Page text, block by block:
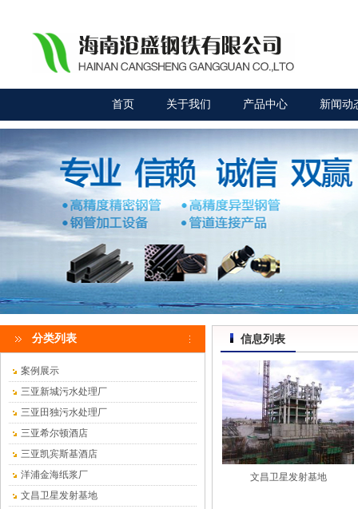
首页 关于我们 产品中心 新闻动
分类列表
案例展示
三亚新城污水处理厂
三亚田独污水处理厂
三亚希尔顿酒店
三亚凯宾斯基酒店
洋浦金海纸浆厂
文昌卫星发射基地
信息列表
文昌卫星发射基地